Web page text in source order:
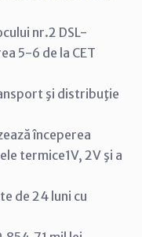
nr.2 DSL-
5-6 de la CET
şi distribuţie
începerea
termice1V, 2V şi a
de 24 luni cu